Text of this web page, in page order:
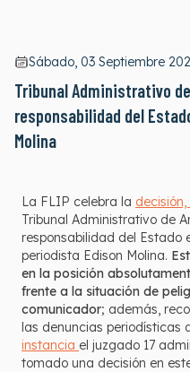
Sábado, 03 Septiembre
Tribunal Administrativo
responsabilidad del
Molina
La FLIP celebra la
Tribunal Administrativo de
responsabilidad del Estado
periodista Edison Molina.
en la posición
frente a la situación de
comunicador; además,
las denuncias periodísticas
instancia el juzgado 17
tomado una decisión en